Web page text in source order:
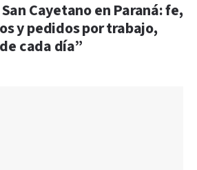
Cayetano en Paraná: fe,
y pedidos por trabajo,
cada día”